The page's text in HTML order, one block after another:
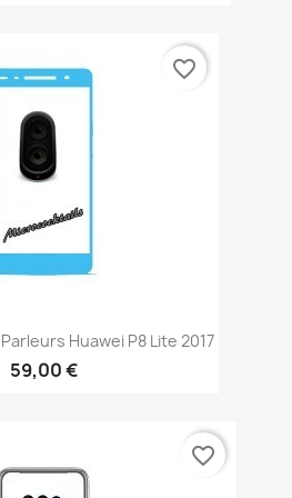
Huawei P8 Lite 2017
59,00 €
favorite_border
favorite_border